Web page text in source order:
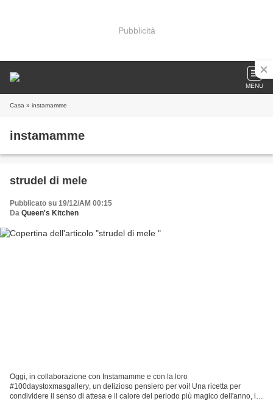
Pubblicità
MENU
Casa » instamamme
instamamme
strudel di mele
Pubblicato su 19/12/AM 00:15
Da Queen's Kitchen
Oggi, in collaborazione con Instamamme e con la loro
‪#‎100daystoxmasgallery‬, un delizioso pensiero per voi! Una ricetta per
condividere il senso di attesa e il calore del periodo più magico dell'anno, il